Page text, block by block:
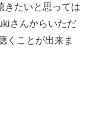
きたいと思っては
さんからいただ
くことが出来ま